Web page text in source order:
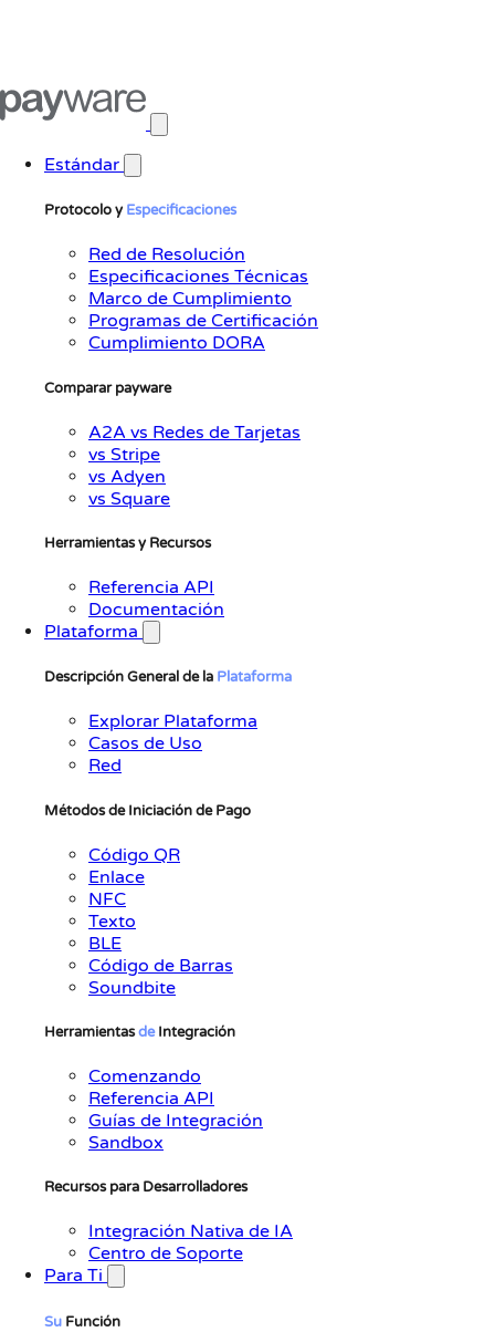
Estándar
Protocolo yEspecificaciones
Red de Resolución
Especificaciones Técnicas
Marco de Cumplimiento
Programas de Certificación
Cumplimiento DORA
Comparar payware
A2A vs Redes de Tarjetas
vs Stripe
vs Adyen
vs Square
Herramientas y Recursos
Referencia API
Documentación
Plataforma
Descripción General de la Plataforma
Explorar Plataforma
Casos de Uso
Red
Métodos de Iniciación de Pago
Código QR
Enlace
NFC
Texto
BLE
Código de Barras
Soundbite
HerramientasdeIntegración
Comenzando
Referencia API
Guías de Integración
Sandbox
Recursos para Desarrolladores
Integración Nativa de IA
Centro de Soporte
Para Ti
Su Función